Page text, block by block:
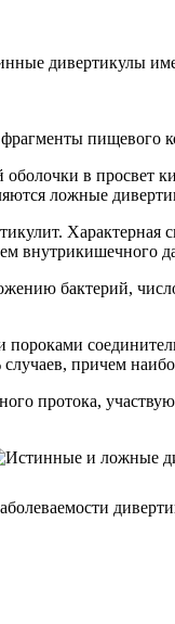
дивертикулы
пищевого
в просвет
ложные
внутрикишечного
бактерий,
причем
протока,